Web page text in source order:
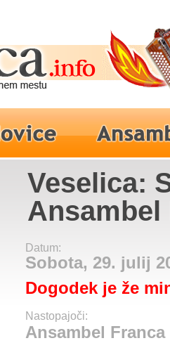
Veselica:
Ansambel
Datum:
Sobota, 29. julij
Dogodek je že
Nastopajoči:
Ansambel